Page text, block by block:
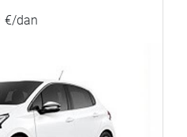
€/dan